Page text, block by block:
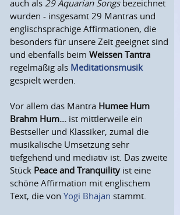
auch als29 Aquarian Songsbezeichnet
wurden - insgesamt 29 Mantras und
englischsprachige Affirmationen, die
besonders für unsere Zeit geeignet sind
und ebenfalls beimWeissen Tantra
regelmäßig als Meditationsmusik
gespielt werden.
Vor allem das Mantra Humee Hum
Brahm Hum... ist mittlerweile ein
Bestseller und Klassiker, zumal die
musikalische Umsetzung sehr
tiefgehend und mediativ ist. Das zweite
Stück Peace and Tranquilityist eine
schöne Affirmation mit englischem
Text, die vonYogi Bhajan stammt.